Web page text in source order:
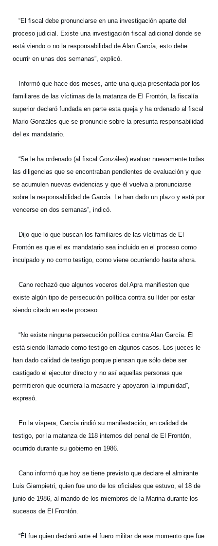
“El fiscal debe pronunciarse en una investigación aparte del
proceso judicial. Existe una investigación fiscal adicional donde se
está viendo o no la responsabilidad de Alan García, esto debe
ocurrir en unas dos semanas”, explicó.
Informó que hace dos meses, ante una queja presentada por los
familiares de las víctimas de la matanza de El Frontón, la fiscalía
superior declaró fundada en parte esta queja y ha ordenado al fiscal
Mario Gonzáles que se pronuncie sobre la presunta responsabilidad
del ex mandatario.
“Se le ha ordenado (al fiscal Gonzáles) evaluar nuevamente todas
las diligencias que se encontraban pendientes de evaluación y que
se acumulen nuevas evidencias y que él vuelva a pronunciarse
sobre la responsabilidad de García. Le han dado un plazo y está por
vencerse en dos semanas”, indicó.
Dijo que lo que buscan los familiares de las víctimas de El
Frontón es que el ex mandatario sea incluido en el proceso como
inculpado y no como testigo, como viene ocurriendo hasta ahora.
Cano rechazó que algunos voceros del Apra manifiesten que
existe algún tipo de persecución política contra su líder por estar
siendo citado en este proceso.
“No existe ninguna persecución política contra Alan García. Él
está siendo llamado como testigo en algunos casos. Los jueces le
han dado calidad de testigo porque piensan que sólo debe ser
castigado el ejecutor directo y no así aquellas personas que
permitieron que ocurriera la masacre y apoyaron la impunidad”,
expresó.
En la víspera, García rindió su manifestación, en calidad de
testigo, por la matanza de 118 internos del penal de El Frontón,
ocurrido durante su gobierno en 1986.
Cano informó que hoy se tiene previsto que declare el almirante
Luis Giampietri, quien fue uno de los oficiales que estuvo, el 18 de
junio de 1986, al mando de los miembros de la Marina durante los
sucesos de El Frontón.
“Él fue quien declaró ante el fuero militar de ese momento que fue